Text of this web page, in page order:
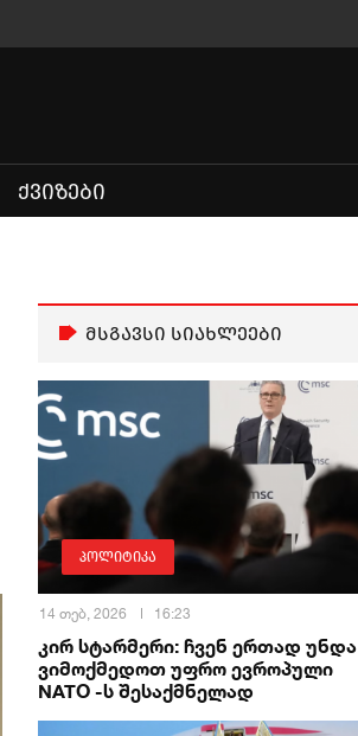
ᲥᲕᲘᲖᲔᲑᲘ
მსგავსი სიახლეები
პოლიტიკა
14 თებ, 2026 16:23
კირ სტარმერი: ჩვენ ერთად უნდა
ვიმოქმედოთ უფრო ევროპული
NATO -ს შესაქმნელად